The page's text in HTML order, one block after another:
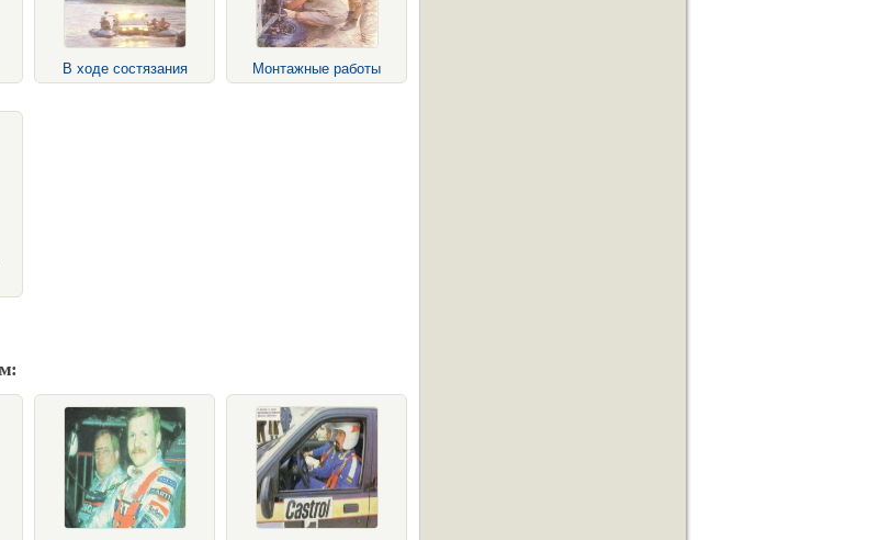
В ходе состязания Монтажные работы